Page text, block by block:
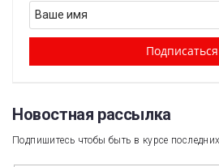
Новостная рассылка​
Подпишитесь чтобы быть в курсе